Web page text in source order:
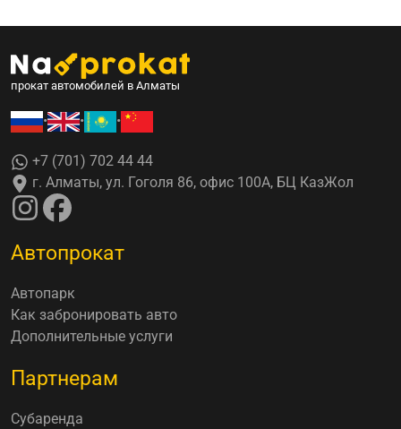
прокат автомобилей в Алматы
• • •
+7 (701) 702 44 44
г. Алматы, ул. Гоголя 86, офис 100А, БЦ КазЖол
Автопрокат
Автопарк
Как забронировать авто
Дополнительные услуги
Партнерам
Субаренда